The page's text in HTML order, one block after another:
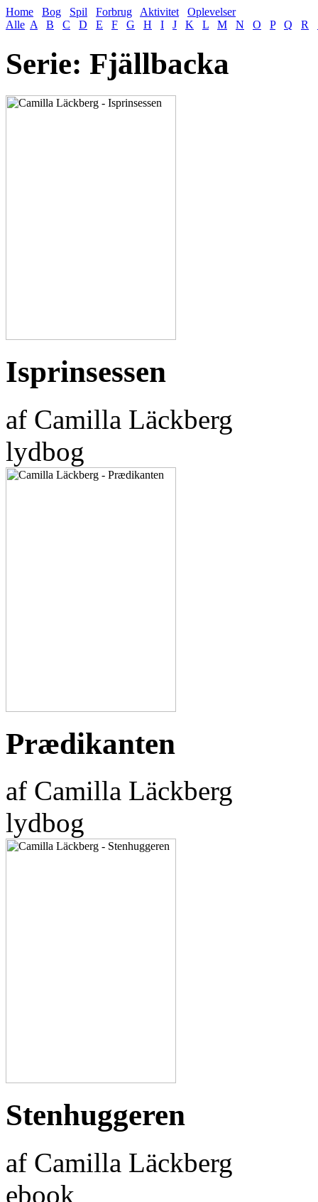
Home Bog Spil Forbrug Aktivitet
Oplevelser
Alle A B C D E F G H I J K L M N O P Q R
Serie: Fjällbacka
Isprinsessen
af Camilla Läckberg
lydbog
Prædikanten
af Camilla Läckberg
lydbog
Stenhuggeren
af Camilla Läckberg
ebook